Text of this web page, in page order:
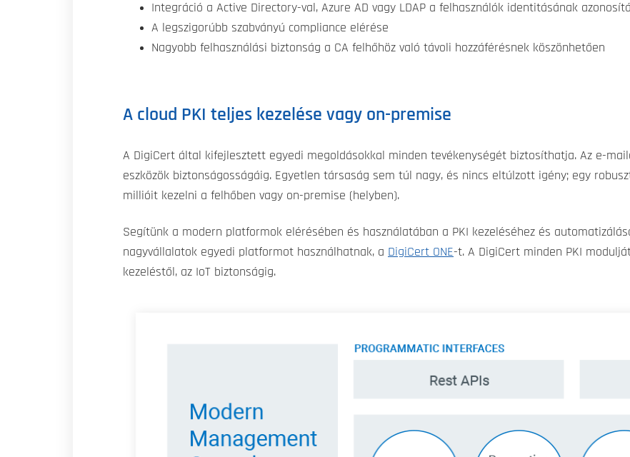
Integráció a Active Directory-val, Azure AD vagy LDAP a felhasználók identitásának
A legszigorúbb szabványú compliance elérése
Nagyobb felhasználási biztonság a CA felhőhöz való távoli hozzáférésnek köszönhetően
A cloud PKI teljes kezelése vagy on-premise
A DigiCert által kifejlesztett egyedi megoldásokkal minden tevékenységét biztosíthatja. Az e-
eszközök biztonságosságáig. Egyetlen társaság sem túl nagy, és nincs eltúlzott igény; egy
millióit kezelni a felhőben vagy on-premise (helyben).
Segítünk a modern platformok elérésében és használatában a PKI kezeléséhez és
nagyvállalatok egyedi platformot használhatnak, a DigiCert ONE-t. A DigiCert minden PKI
kezeléstől, az IoT biztonságig.